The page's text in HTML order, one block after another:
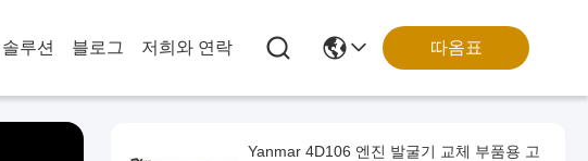
솔루션 블로그 저희와 연락 따옴표
Yanmar 4D106 엔진 발굴기 교체 부품용 고